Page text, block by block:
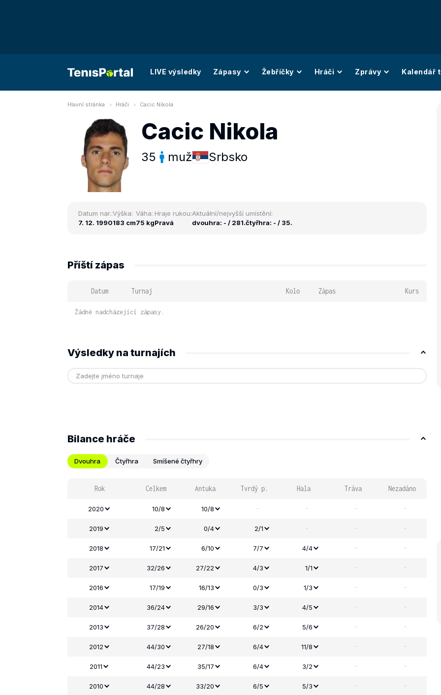
LIVE výsledky Zápasy Žebříčky Hráči Zprávy Kalendář
Hlavní stránka Hráči Cacic Nikola
Cacic Nikola
35 muž Srbsko
Datum nar.:
7. 12. 1990
Výška:
183 cm
Váha:
75 kg
Hraje rukou:
Pravá
Aktuální/nejvyšší umístění:
dvouhra: - / 281.čtyřhra: - / 35.
Příští zápas
Datum Turnaj Kolo Zápas Kurs
Žádné nadcházející zápasy.
Výsledky na turnajích
Bilance hráče
Dvouhra Čtyřhra Smíšené čtyřhry
Rok Celkem Antuka Tvrdý p. Hala Tráva Nezadáno
2020 10/8 10/8 - - - -
2019 2/5 0/4 2/1 - - -
2018 17/21 6/10 7/7 4/4 - -
2017 32/26 27/22 4/3 1/1 - -
2016 17/19 16/13 0/3 1/3 - -
2014 36/24 29/16 3/3 4/5 - -
2013 37/28 26/20 6/2 5/6 - -
2012 44/30 27/18 6/4 11/8 - -
2011 44/23 35/17 6/4 3/2 - -
2010 44/28 33/20 6/5 5/3 - -